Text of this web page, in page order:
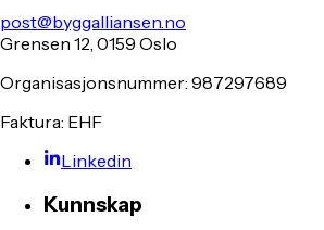
post@byggalliansen.no
Grensen 12, 0159 Oslo
Organisasjonsnummer: 987297689
Faktura: EHF
Linkedin
Kunnskap